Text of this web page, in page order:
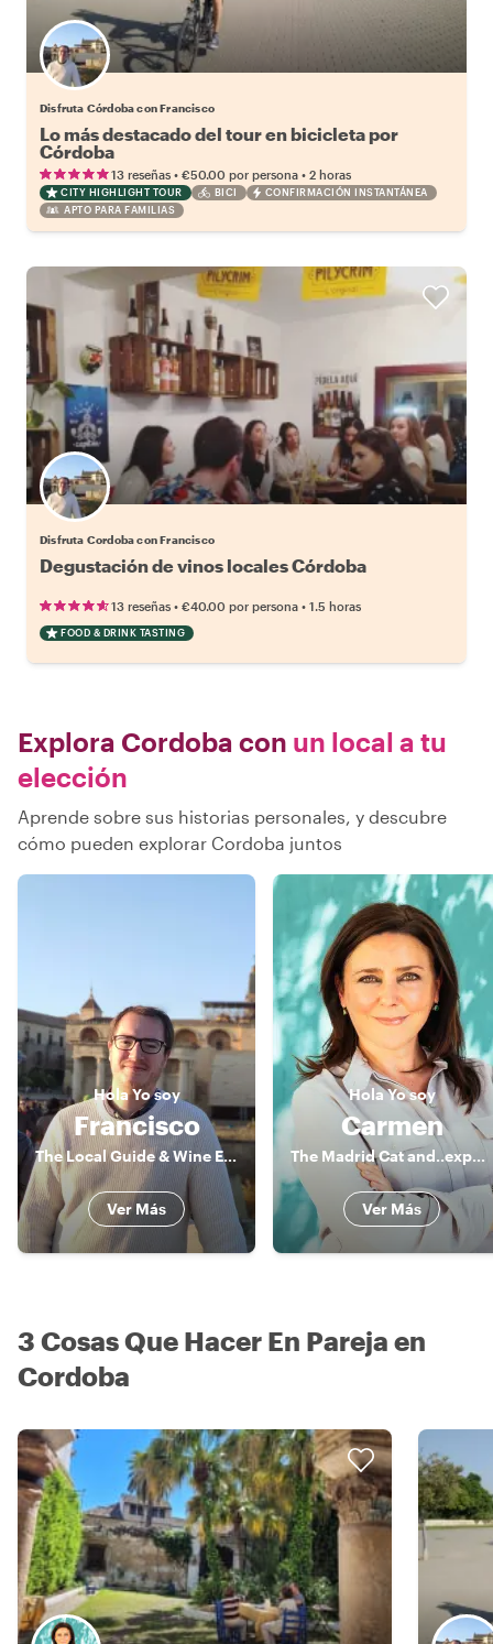
Disfruta Córdoba con Francisco
Lo más destacado del tour en bicicleta por
Córdoba
13 reseñas • €50.00 por persona • 2 horas
CITY HIGHLIGHT TOUR BICI
CONFIRMACIÓN INSTANTÁNEA
APTO PARA FAMILIAS
Disfruta Cordoba con Francisco
Degustación de vinos locales Córdoba
13 reseñas • €40.00 por persona • 1.5 horas
FOOD & DRINK TASTING
Explora Cordoba con un local a tu
elección
Aprende sobre sus historias personales, y descubre
cómo pueden explorar Cordoba juntos
HolaYo soy
Francisco
The Local Guide & Wine Expert
Ver Más
HolaYo soy
Carmen
The Madrid Cat and..expert in the city of CORDOBA too..
Ver Más
3 Cosas Que Hacer En Pareja en
Cordoba